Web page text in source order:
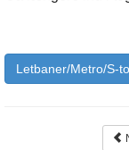
Letbaner/Metro/S-